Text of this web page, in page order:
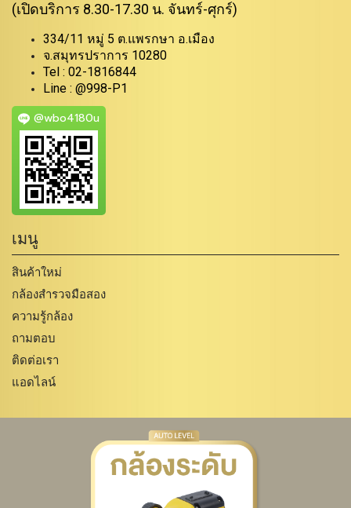
(เปิดบริการ 8.30-17.30 น. จันทร์-ศุกร์)
334/11 หมู่ 5 ต.แพรกษา อ.เมือง
จ.สมุทรปราการ 10280
Tel : 02-1816844
Line : @998-P1
@wbo4180u
เมนู
สินค้าใหม่
กล้องสำรวจมือสอง
ความรู้กล้อง
ถามตอบ
ติดต่อเรา
แอดไลน์